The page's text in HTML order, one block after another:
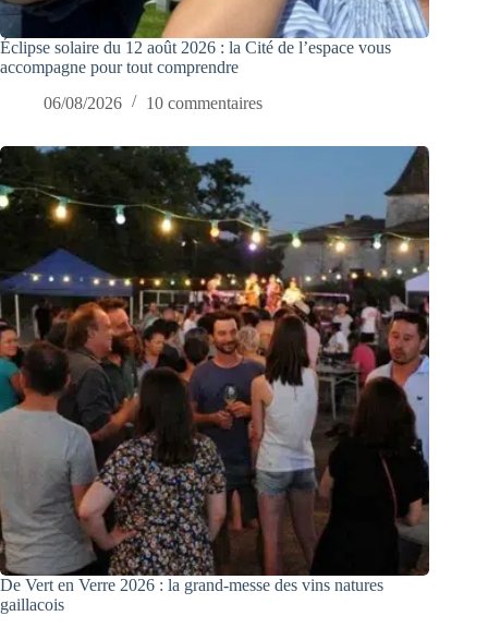
Éclipse solaire du 12 août 2026 : la Cité de l’espace vous
accompagne pour tout comprendre
06/08/2026
10 commentaires
De Vert en Verre 2026 : la grand-messe des vins natures
gaillacois